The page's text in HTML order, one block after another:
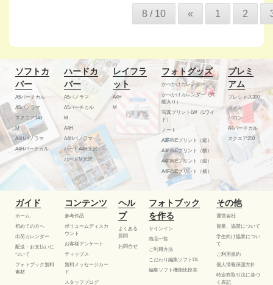
8 / 10 « 1 2
ソフトカ
バー
A5バーチカル
A5パノラマ
スクエア140
M
A4Hパノラマ
A4Hバーチカル
ハードカ
バー
A5パノラマ
A5バーチカル
M
A4H
A4Hパノラマ
ハードA4H光沢
ハードM光沢
レイフラ
ット
A4H
M
フォトグッズ
かべかけカレンダー
かべかけカレンダー（六
曜入り）
写真プリントLW（Lワイ
ド）
ノート
A3FINEプリント（縦）
A3FINEプリント（横）
A4FINEプリント（縦）
A4FINEプリント（横）
プレミ
アム
プレシャス300
カノン
バロン
A4バーチカル
スクエア250
ガイド
ホーム
初めての方へ
出荷カレンダー
配送・お支払いに
ついて
フォトブック無料
素材
コンテンツ
参考作品
ボリュームディスカ
ウント
お客様アンケート
ティップス
無料メッセージカー
ド
スタッフブログ
ヘル
プ
よくある
質問
お問合せ
フォトブック
を作る
サインイン
商品一覧
ご利用方法
こだわり編集ソフトDL
編集ソフト機能比較表
その他
運営会社
協業、協賛について
学生向け協業につい
て
ご利用規約
個人情報保護方針
特定商取引法に基づ
く表記